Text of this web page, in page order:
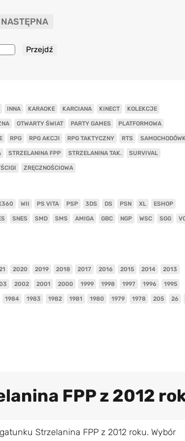
NASTĘPNA
INNA KARAOKE KARCIANA KINECT KOLEKCJE
OTWARTY ŚWIAT PARTY GAMES PLATFORMOWA
RPG RPG AKCJI RPG TAKTYCZNY RTS
STRZELANINA FPP STRZELANINA TAK. SURVIVAL
ZRĘCZNOŚCIOWA
WII PS VITA PSP 3DS DS PSN XL ESHOP
SNES SMD SMS AMIGA GBC NGP WSC SGG
2020 2019 2018 2017 2016 2015 2014 2013
2002 2001 2000 1999 1998 1997 1996 1995
1984 1983 1982 1981 1980 1979 1978 205 26
FPP z 2012
Strzelanina FPP z 2012 roku. Wybór